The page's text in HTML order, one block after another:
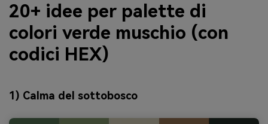
20+ idee per palette di
colori verde muschio (con
codici HEX)
1) Calma del sottobosco